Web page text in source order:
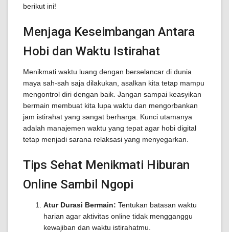
berikut ini!
Menjaga Keseimbangan Antara
Hobi dan Waktu Istirahat
Menikmati waktu luang dengan berselancar di dunia
maya sah-sah saja dilakukan, asalkan kita tetap mampu
mengontrol diri dengan baik. Jangan sampai keasyikan
bermain membuat kita lupa waktu dan mengorbankan
jam istirahat yang sangat berharga. Kunci utamanya
adalah manajemen waktu yang tepat agar hobi digital
tetap menjadi sarana relaksasi yang menyegarkan.
Tips Sehat Menikmati Hiburan
Online Sambil Ngopi
Atur Durasi Bermain: Tentukan batasan waktu
harian agar aktivitas online tidak mengganggu
kewajiban dan waktu istirahatmu.